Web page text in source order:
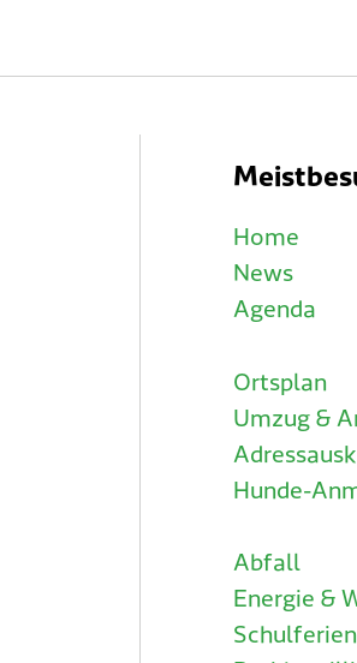
Home
News
Agenda
Ortsplan
Umzug &
Hunde-
Abfall
Energie &
Schulferien